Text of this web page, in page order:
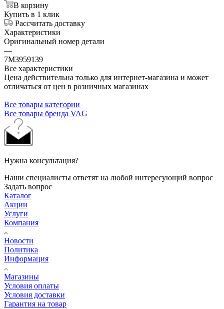
В корзину
Купить в 1 клик
Рассчитать доставку
Характеристики
Оригинальный номер детали
—
7M3959139
Все характеристики
Цена действительна только для интернет-магазина и может
отличаться от цен в розничных магазинах
Все товары категории
Все товары бренда VAG
Нужна консультация?
Наши специалисты ответят на любой интересующий вопрос
Задать вопрос
Каталог
Акции
Услуги
Компания
Новости
Политика
Информация
Магазины
Условия оплаты
Условия доставки
Гарантия на товар